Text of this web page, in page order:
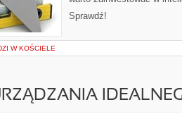
Sprawdź!
W KOŚCIELE